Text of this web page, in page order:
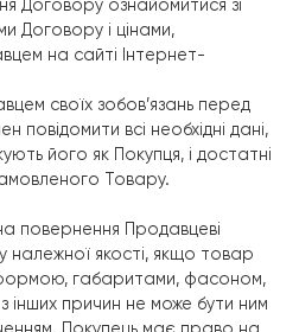
до Покупця або
отримання Товару Покупцем
самостійній доставки
передачі Продавцем товару
обраної Покупцем.
товар у відповідності до
Покупця.
будь-яку приватну
доступ до цієї інформації
випадків, передбачених